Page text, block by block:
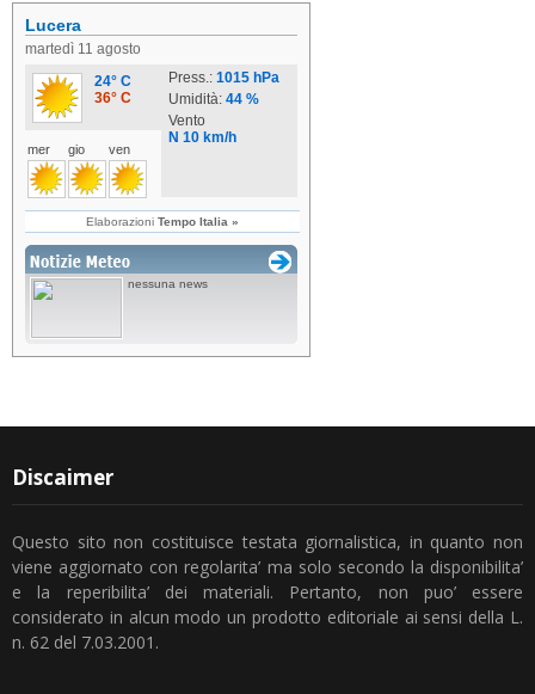
Discaimer
Questo sito non costituisce testata giornalistica, in quanto non
viene aggiornato con regolarita’ ma solo secondo la disponibilita’
e la reperibilita’ dei materiali. Pertanto, non puo’ essere
considerato in alcun modo un prodotto editoriale ai sensi della L.
n. 62 del 7.03.2001.